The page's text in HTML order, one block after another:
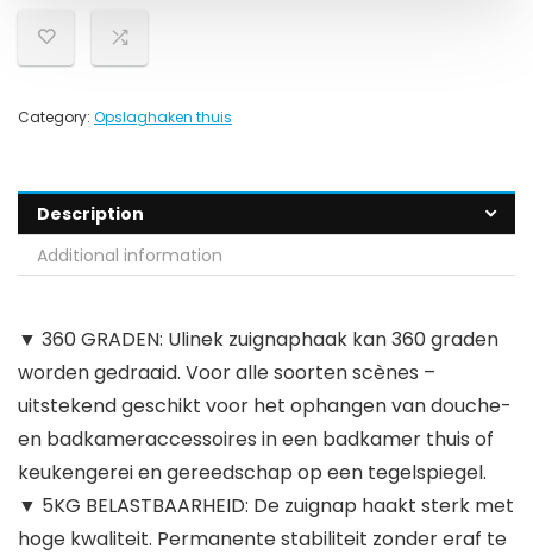
Category: Opslaghaken thuis
Description
Additional information
▼ 360 GRADEN: Ulinek zuignaphaak kan 360 graden
worden gedraaid. Voor alle soorten scènes –
uitstekend geschikt voor het ophangen van douche-
en badkameraccessoires in een badkamer thuis of
keukengerei en gereedschap op een tegelspiegel.
▼ 5KG BELASTBAARHEID: De zuignap haakt sterk met
hoge kwaliteit. Permanente stabiliteit zonder eraf te